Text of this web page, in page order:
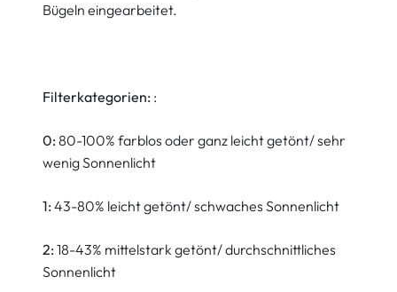
Bügeln eingearbeitet.
Filterkategorien: :
0: 80-100% farblos oder ganz leicht getönt/ sehr
wenig Sonnenlicht
1: 43-80% leicht getönt/ schwaches Sonnenlicht
2: 18-43% mittelstark getönt/ durchschnittliches
Sonnenlicht